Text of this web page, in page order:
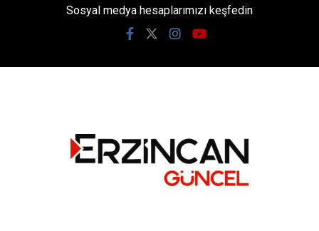
Sosyal medya hesaplarımızı keşfedin